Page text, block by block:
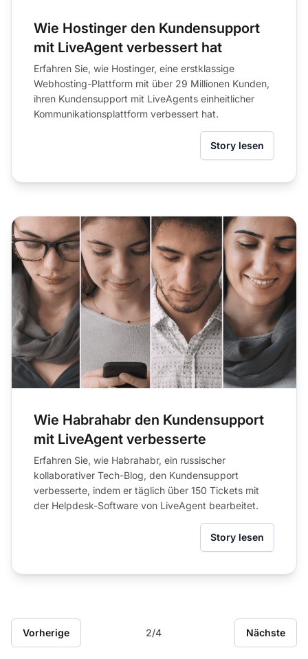
Wie Hostinger den Kundensupport
mit LiveAgent verbessert hat
Erfahren Sie, wie Hostinger, eine erstklassige
Webhosting-Plattform mit über 29 Millionen Kunden,
ihren Kundensupport mit LiveAgents einheitlicher
Kommunikationsplattform verbessert hat.
Story lesen
Wie Habrahabr den Kundensupport
mit LiveAgent verbesserte
Erfahren Sie, wie Habrahabr, ein russischer
kollaborativer Tech-Blog, den Kundensupport
verbesserte, indem er täglich über 150 Tickets mit
der Helpdesk-Software von LiveAgent bearbeitet.
Story lesen
Vorherige 2/4 Nächste